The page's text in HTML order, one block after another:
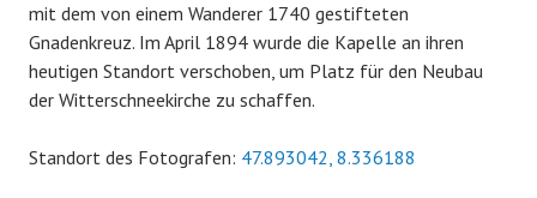
mit dem von einem Wanderer 1740 gestifteten
Gnadenkreuz. Im April 1894 wurde die Kapelle an ihren
heutigen Standort verschoben, um Platz für den Neubau
der Witterschneekirche zu schaffen.
Standort des Fotografen: 47.893042, 8.336188